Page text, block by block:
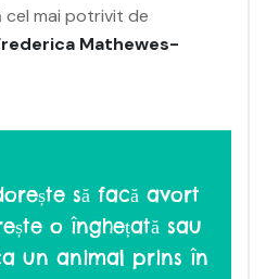
mai potrivit de
Mathewes-
să facă avort
o înghețată sau
un animal prins în